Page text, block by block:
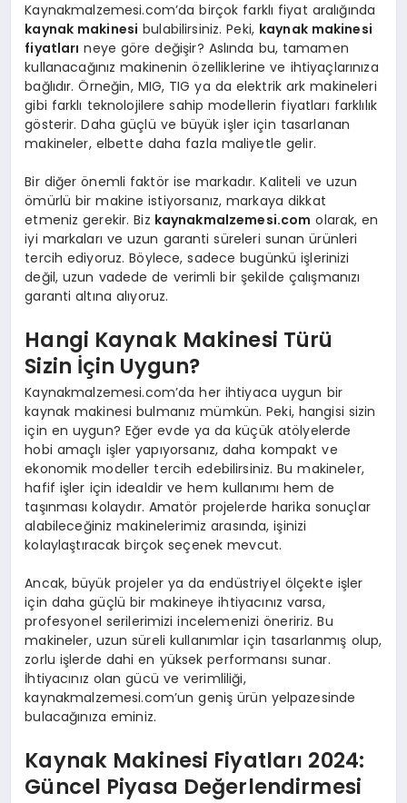
Kaynakmalzemesi.com’da birçok farklı fiyat aralığında
kaynak makinesi bulabilirsiniz. Peki, kaynak makinesi
fiyatları neye göre değişir? Aslında bu, tamamen
kullanacağınız makinenin özelliklerine ve ihtiyaçlarınıza
bağlıdır. Örneğin, MIG, TIG ya da elektrik ark makineleri
gibi farklı teknolojilere sahip modellerin fiyatları farklılık
gösterir. Daha güçlü ve büyük işler için tasarlanan
makineler, elbette daha fazla maliyetle gelir.
Bir diğer önemli faktör ise markadır. Kaliteli ve uzun
ömürlü bir makine istiyorsanız, markaya dikkat
etmeniz gerekir. Biz kaynakmalzemesi.com olarak, en
iyi markaları ve uzun garanti süreleri sunan ürünleri
tercih ediyoruz. Böylece, sadece bugünkü işlerinizi
değil, uzun vadede de verimli bir şekilde çalışmanızı
garanti altına alıyoruz.
Hangi Kaynak Makinesi Türü
Sizin İçin Uygun?
Kaynakmalzemesi.com’da her ihtiyaca uygun bir
kaynak makinesi bulmanız mümkün. Peki, hangisi sizin
için en uygun? Eğer evde ya da küçük atölyelerde
hobi amaçlı işler yapıyorsanız, daha kompakt ve
ekonomik modeller tercih edebilirsiniz. Bu makineler,
hafif işler için idealdir ve hem kullanımı hem de
taşınması kolaydır. Amatör projelerde harika sonuçlar
alabileceğiniz makinelerimiz arasında, işinizi
kolaylaştıracak birçok seçenek mevcut.
Ancak, büyük projeler ya da endüstriyel ölçekte işler
için daha güçlü bir makineye ihtiyacınız varsa,
profesyonel serilerimizi incelemenizi öneririz. Bu
makineler, uzun süreli kullanımlar için tasarlanmış olup,
zorlu işlerde dahi en yüksek performansı sunar.
İhtiyacınız olan gücü ve verimliliği,
kaynakmalzemesi.com’un geniş ürün yelpazesinde
bulacağınıza eminiz.
Kaynak Makinesi Fiyatları 2024:
Güncel Piyasa Değerlendirmesi